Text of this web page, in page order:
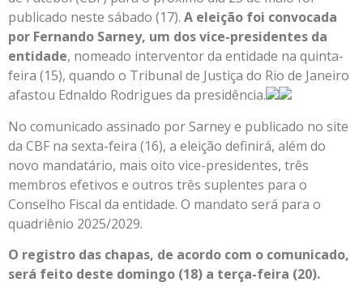
publicado neste sábado (17). A eleição foi convocada
por Fernando Sarney, um dos vice-presidentes da
entidade, nomeado interventor da entidade na quinta-
feira (15), quando o Tribunal de Justiça do Rio de Janeiro
afastou Ednaldo Rodrigues da presidência.
No comunicado assinado por Sarney e publicado no site
da CBF na sexta-feira (16), a eleição definirá, além do
novo mandatário, mais oito vice-presidentes, três
membros efetivos e outros três suplentes para o
Conselho Fiscal da entidade. O mandato será para o
quadriênio 2025/2029.
O registro das chapas, de acordo com o comunicado,
será feito deste domingo (18) a terça-feira (20).